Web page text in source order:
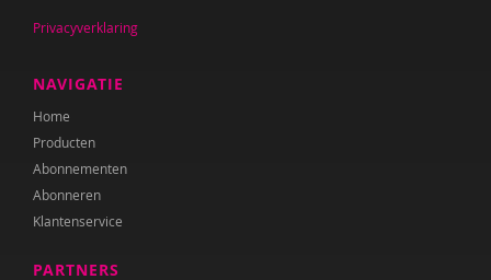
Privacyverklaring
NAVIGATIE
Home
Producten
Abonnementen
Abonneren
Klantenservice
PARTNERS